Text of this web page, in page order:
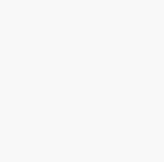
祂對我的恩惠。──詩篇103篇2
運而掙扎不已；還有位朋友失去